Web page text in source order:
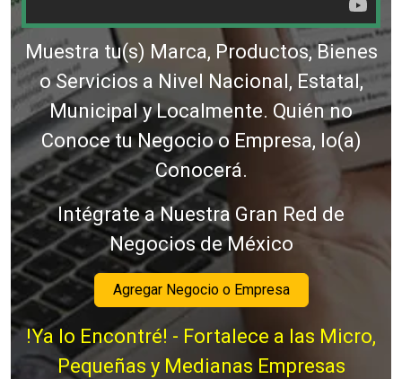
Muestra tu(s) Marca, Productos, Bienes
o Servicios a Nivel Nacional, Estatal,
Municipal y Localmente. Quién no
Conoce tu Negocio o Empresa, lo(a)
Conocerá.
Intégrate a Nuestra Gran Red de
Negocios de México
Agregar Negocio o Empresa
!Ya lo Encontré! - Fortalece a las Micro,
Pequeñas y Medianas Empresas